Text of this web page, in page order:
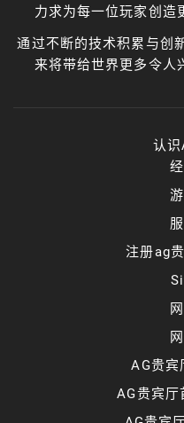
力求为每一位玩家创造
通过不断的技术积累与创新
来将带给世界更多令人
认识
注册ag
AG贵宾
AG贵宾厅